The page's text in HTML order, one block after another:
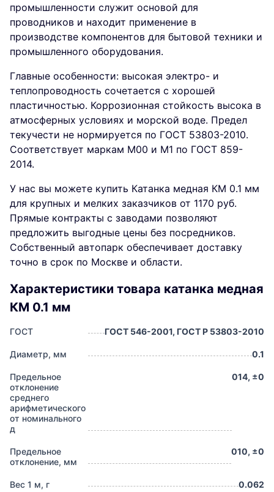
промышленности служит основой для
проводников и находит применение в
производстве компонентов для бытовой техники и
промышленного оборудования.
Главные особенности: высокая электро- и
теплопроводность сочетается с хорошей
пластичностью. Коррозионная стойкость высока в
атмосферных условиях и морской воде. Предел
текучести не нормируется по ГОСТ 53803-2010.
Соответствует маркам М00 и М1 по ГОСТ 859-
2014.
У нас вы можете купить Катанка медная КМ 0.1 мм
для крупных и мелких заказчиков от 1170 руб.
Прямые контракты с заводами позволяют
предложить выгодные цены без посредников.
Собственный автопарк обеспечивает доставку
точно в срок по Москве и области.
Характеристики товара катанка медная
КМ 0.1 мм
ГОСТ ГОСТ 546-2001, ГОСТ Р 53803-2010
Диаметр, мм 0.1
Предельное
отклонение
среднего
арифметического
от номинального
д
014, ±0
Предельное
отклонение, мм
010, ±0
Вес 1 м, г 0.062